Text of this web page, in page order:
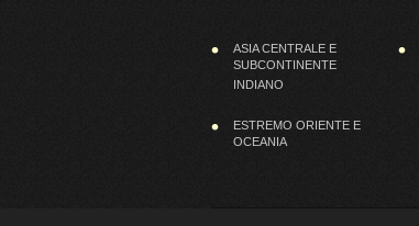
ASIA CENTRALE E
SUBCONTINENTE
INDIANO
ESTREMO ORIENTE E
OCEANIA